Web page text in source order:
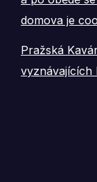
domova je
Pražská
vyznávajících